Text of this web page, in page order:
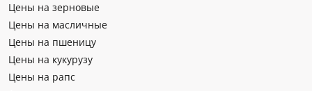
Цены на зерновые
Цены на масличные
Цены на пшеницу
Цены на кукурузу
Цены на рапс